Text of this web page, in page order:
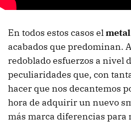
En todos estos casos el
acabados que predominan.
redoblado esfuerzos a nivel
peculiaridades que, con
hacer que nos decantemos
hora de adquirir un nuevo
más marca diferencias para